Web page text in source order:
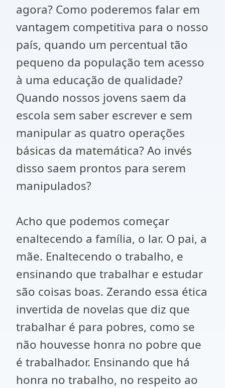
agora? Como poderemos falar em
vantagem competitiva para o nosso
país, quando um percentual tão
pequeno da população tem acesso
à uma educação de qualidade?
Quando nossos jovens saem da
escola sem saber escrever e sem
manipular as quatro operações
básicas da matemática? Ao invés
disso saem prontos para serem
manipulados?
Acho que podemos começar
enaltecendo a família, o lar. O pai, a
mãe. Enaltecendo o trabalho, e
ensinando que trabalhar e estudar
são coisas boas. Zerando essa ética
invertida de novelas que diz que
trabalhar é para pobres, como se
não houvesse honra no pobre que
é trabalhador. Ensinando que há
honra no trabalho, no respeito ao